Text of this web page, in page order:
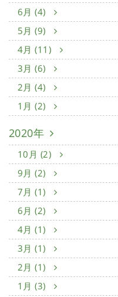
6月 (4)
5月 (9)
4月 (11)
3月 (6)
2月 (4)
1月 (2)
2020年
10月 (2)
9月 (2)
7月 (1)
6月 (2)
4月 (1)
3月 (1)
2月 (1)
1月 (3)